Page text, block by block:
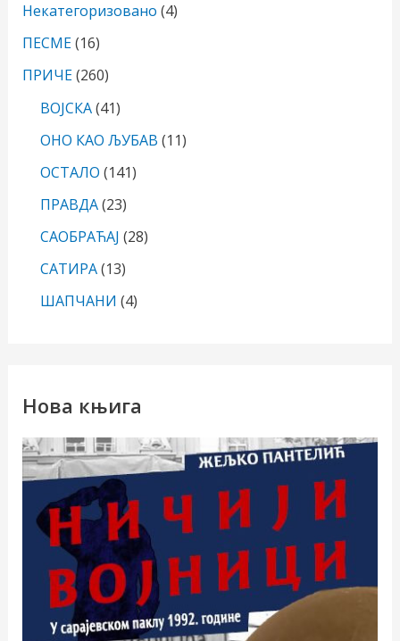
Некатегоризовано (4)
ПЕСМЕ(16)
ПРИЧЕ(260)
ВОЈСКА(41)
ОНО КАО ЉУБАВ (11)
ОСТАЛО (141)
ПРАВДА(23)
САОБРАЋАЈ (28)
САТИРА(13)
ШАПЧАНИ (4)
Нова књига